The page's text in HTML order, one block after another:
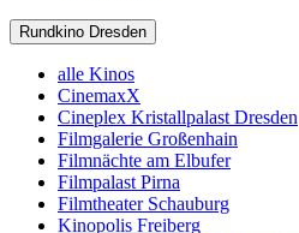
Rundkino Dresden
alle Kinos
CinemaxX
Cineplex Kristallpalast Dresden
Filmgalerie Großenhain
Filmnächte am Elbufer
Filmpalast Pirna
Filmtheater Schauburg
Kinopolis Freiberg